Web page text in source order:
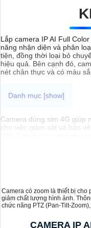
Lắp camera IP AI Full
năng nhận diện và phân
tiện, đồng thời loại bỏ
hiệu quả. Bên cạnh đó,
nét chân thực và có màu
Camera dùng sim 4G giúp
cho việc giám sát và bảo
Camera có zoom là thiết bị cho
giảm chất lượng hình ảnh.
chức năng PTZ (Pan-Tilt-
CAMERA IP